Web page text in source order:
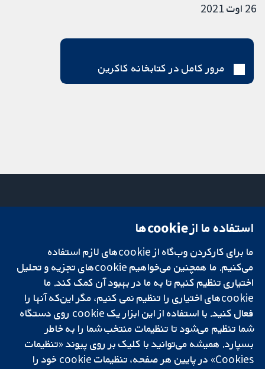
26 اوت 2021
مرور کامل در کتابخانه کاکرین
تحقیقات قابل
اعتماد.
تصمیم‌گیری آگاهانه.
سلامت بهتر.
میدان کاوندیش
لندن
W1G 0AN
بریتانیا
دفتر رسانه‌ای
درباره ما
فرصت‌های
شغلی
Cochrane
Library
شبکه همکاری کاکرین، یک مؤسسه خیریه (شماره 1045921) و یک شرکت با
استفاده ما از cookie‌ها
ما برای کارکردن وب‌گاه از cookie‌های لازم استفاده
می‌کنیم. ما همچنین می‌خواهیم cookie‌های تجزیه و تحلیل
اختیاری تنظیم کنیم تا به ما در بهبود آن کمک کند. ما
cookie‌های اختیاری را تنظیم نمی کنیم، مگر این‌که آنها را
فعال کنید. با استفاده از این ابزار یک cookie‌ روی دستگاه
شما تنظیم می‌شود تا تنظیمات منتخب شما را به خاطر
بسپارد. همیشه می‌توانید با کلیک بر روی پیوند «تنظیمات
Cookies» در پایین هر صفحه، تنظیمات cookie‌ خود را